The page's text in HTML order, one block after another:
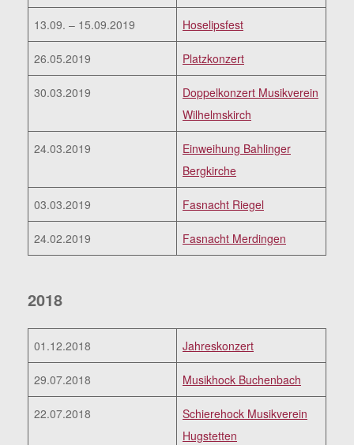
13.09. – 15.09.2019 Hoselipsfest
26.05.2019 Platzkonzert
30.03.2019
Doppelkonzert Musikverein
Wilhelmskirch
24.03.2019
Einweihung Bahlinger
Bergkirche
03.03.2019 Fasnacht Riegel
24.02.2019 Fasnacht Merdingen
2018
01.12.2018 Jahreskonzert
29.07.2018 Musikhock Buchenbach
22.07.2018
Schierehock Musikverein
Hugstetten